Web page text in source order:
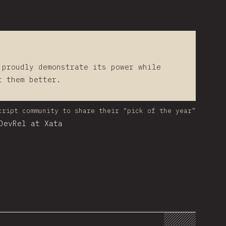
demonstrate its power while
them better.
community to share their “pick of the year”
at Xata